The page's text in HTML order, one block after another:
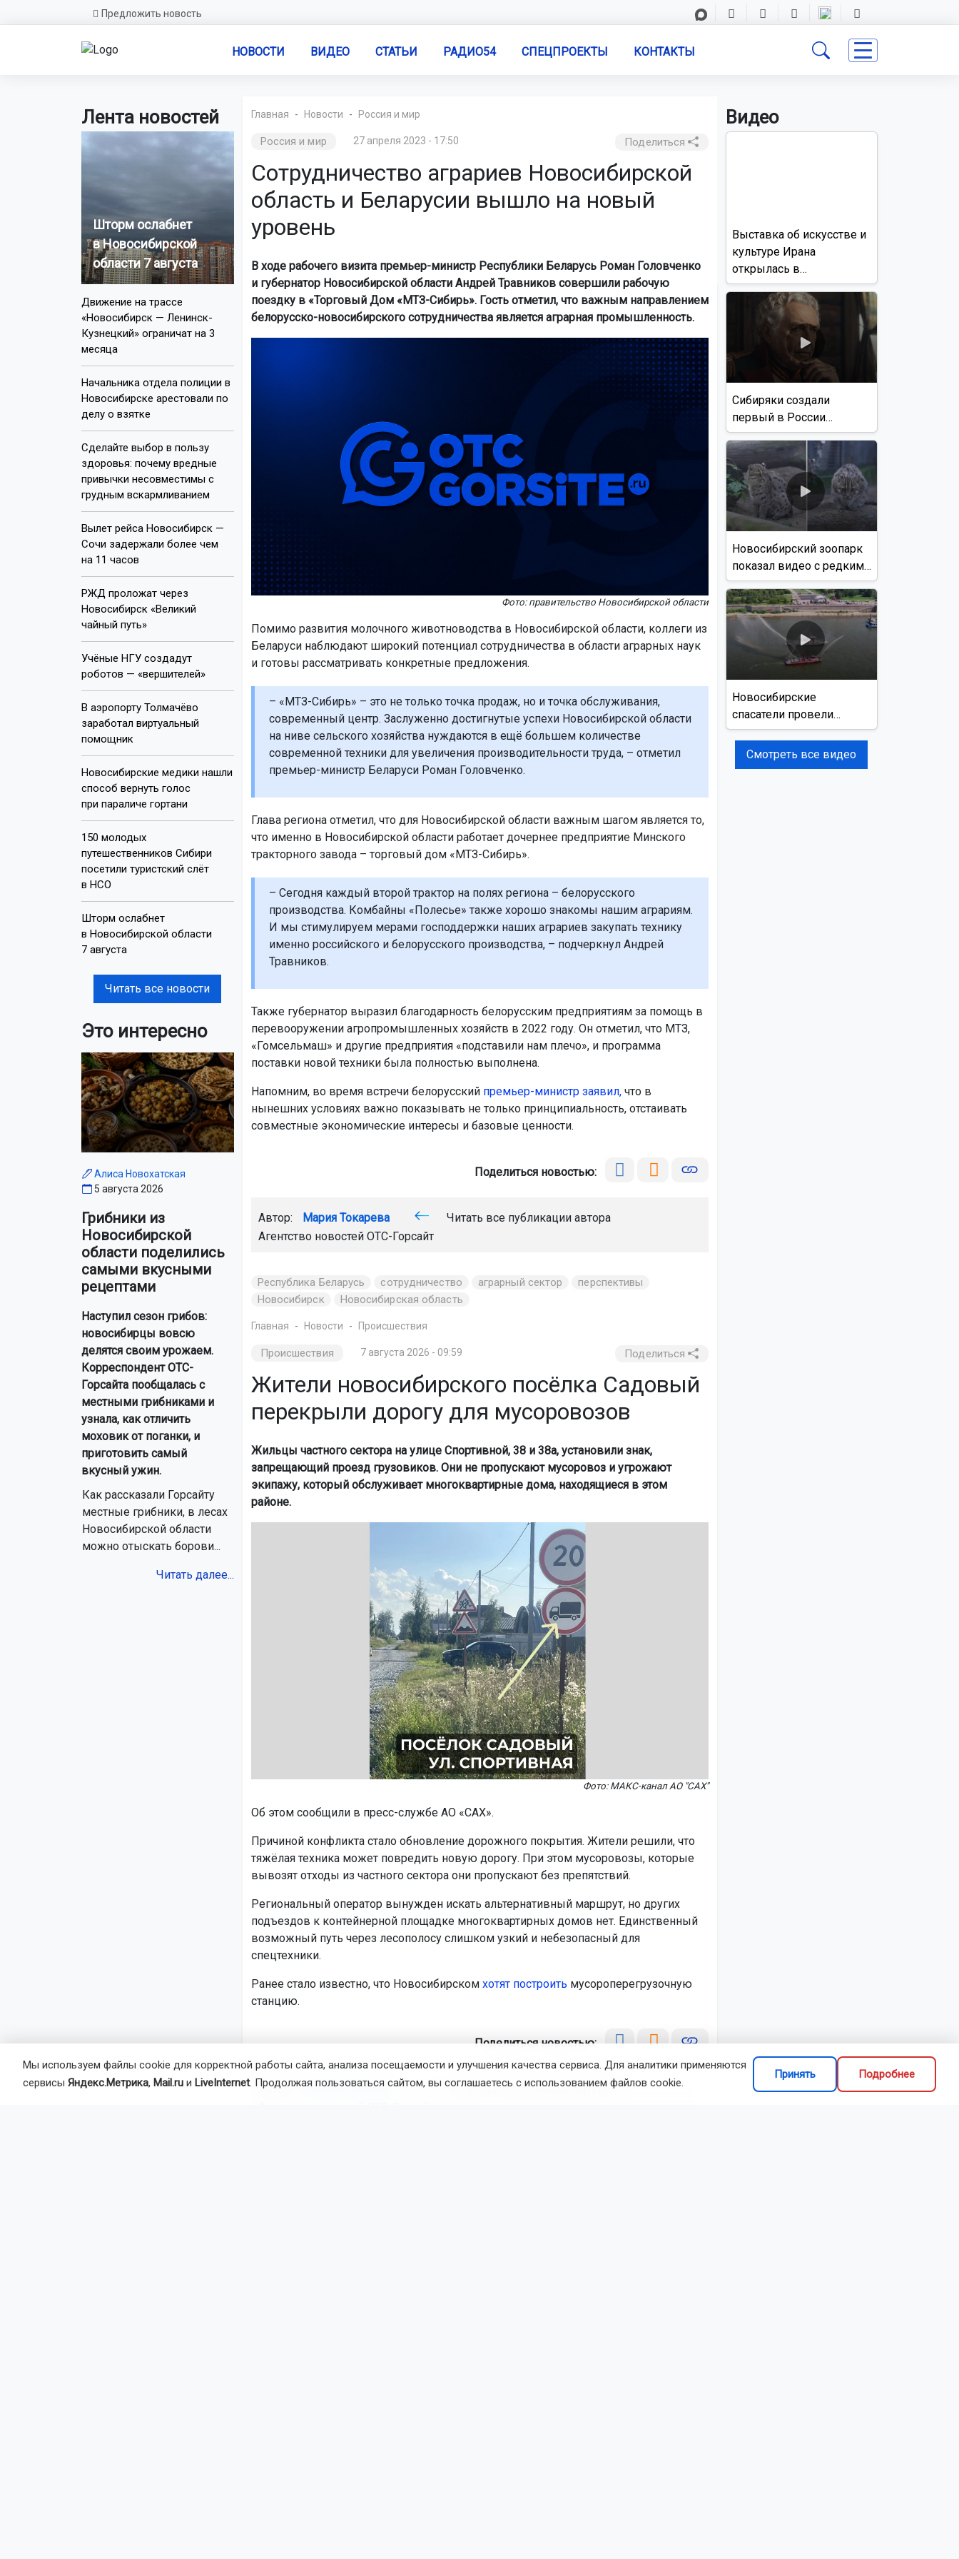
Предложить новость
НОВОСТИ ВИДЕО СТАТЬИ РАДИО54 СПЕЦПРОЕКТЫ КОНТАКТЫ
Лента новостей
Шторм ослабнет
в Новосибирской
области 7 августа
Движение на трассе
«Новосибирск — Ленинск-
Кузнецкий» ограничат на 3
месяца
Начальника отдела полиции в
Новосибирске арестовали по
делу о взятке
Сделайте выбор в пользу
здоровья: почему вредные
привычки несовместимы с
грудным вскармливанием
Вылет рейса Новосибирск —
Сочи задержали более чем
на 11 часов
РЖД проложат через
Новосибирск «Великий
чайный путь»
Учёные НГУ создадут
роботов — «вершителей»
В аэропорту Толмачёво
заработал виртуальный
помощник
Новосибирские медики нашли
способ вернуть голос
при параличе гортани
150 молодых
путешественников Сибири
посетили туристский слёт
в НСО
Шторм ослабнет
в Новосибирской области
7 августа
Читать все новости
Это интересно
Алиса Новохатская
5 августа 2026
Грибники из
Новосибирской
области поделились
самыми вкусными
рецептами
Наступил сезон грибов:
новосибирцы вовсю
делятся своим урожаем.
Корреспондент ОТС-
Горсайта пообщалась с
местными грибниками и
узнала, как отличить
моховик от поганки, и
приготовить самый
вкусный ужин.
Как рассказали Горсайту
местные грибники, в лесах
Новосибирской области
можно отыскать борови...
Читать далее...
Главная Новости Россия и мир
Россия и мир 27 апреля 2023 - 17:50 Поделиться
Сотрудничество аграриев Новосибирской
область и Беларусии вышло на новый
уровень
В ходе рабочего визита премьер-министр Республики Беларусь Роман Головченко
и губернатор Новосибирской области Андрей Травников совершили рабочую
поездку в «Торговый Дом «МТЗ-Сибирь». Гость отметил, что важным направлением
белорусско-новосибирского сотрудничества является аграрная промышленность.
Фото: правительство Новосибирской области
Помимо развития молочного животноводства в Новосибирской области, коллеги из
Беларуси наблюдают широкий потенциал сотрудничества в области аграрных наук
и готовы рассматривать конкретные предложения.
– «МТЗ-Сибирь» – это не только точка продаж, но и точка обслуживания,
современный центр. Заслуженно достигнутые успехи Новосибирской области
на ниве сельского хозяйства нуждаются в ещё большем количестве
современной техники для увеличения производительности труда, – отметил
премьер-министр Беларуси Роман Головченко.
Глава региона отметил, что для Новосибирской области важным шагом является то,
что именно в Новосибирской области работает дочернее предприятие Минского
тракторного завода – торговый дом «МТЗ-Сибирь».
– Сегодня каждый второй трактор на полях региона – белорусского
производства. Комбайны «Полесье» также хорошо знакомы нашим аграриям.
И мы стимулируем мерами господдержки наших аграриев закупать технику
именно российского и белорусского производства, – подчеркнул Андрей
Травников.
Также губернатор выразил благодарность белорусским предприятиям за помощь в
перевооружении агропромышленных хозяйств в 2022 году. Он отметил, что МТЗ,
«Гомсельмаш» и другие предприятия «подставили нам плечо», и программа
поставки новой техники была полностью выполнена.
Напомним, во время встречи белорусский премьер-министр заявил,что в
нынешних условиях важно показывать не только принципиальность, отстаивать
совместные экономические интересы и базовые ценности.
Поделиться новостью:
Автор: Мария Токарева
Читать все публикации автора
Агентство новостей ОТС-Горсайт
Республика Беларусь сотрудничество аграрный сектор
перспективы
Новосибирск
Новосибирская область
Главная Новости Происшествия
Происшествия 7 августа 2026 - 09:59 Поделиться
Жители новосибирского посёлка Садовый
перекрыли дорогу для мусоровозов
Жильцы частного сектора на улице Спортивной, 38 и 38а, установили знак,
запрещающий проезд грузовиков. Они не пропускают мусоровоз и угрожают
экипажу, который обслуживает многоквартирные дома, находящиеся в этом
районе.
Фото: МАКС-канал АО "САХ"
Об этом сообщили в пресс-службе АО «САХ».
Причиной конфликта стало обновление дорожного покрытия. Жители решили, что
тяжёлая техника может повредить новую дорогу. При этом мусоровозы, которые
вывозят отходы из частного сектора они пропускают без препятствий.
Региональный оператор вынужден искать альтернативный маршрут, но других
подъездов к контейнерной площадке многоквартирных домов нет. Единственный
возможный путь через лесополосу слишком узкий и небезопасный для
спецтехники.
Ранее стало известно, что Новосибирском хотят построить мусороперегрузочную
станцию.
Поделиться новостью:
Автор: Наталья Илькив
Читать все публикации автора
Видео
Выставка об искусстве и
культуре Ирана
открылась в
Новосибирске
Сибиряки создали
первый в России
документальный фильм
с использованием ИИ
Новосибирский зоопарк
показал видео с редким
виверровым котом
Новосибирские
спасатели провели
учения на реке Обь
Смотреть все видео
Мы используем файлы cookie для корректной работы сайта, анализа посещаемости и улучшения качества сервиса. Для аналитики применяются
сервисы Яндекс.Метрика, Mail.ru и LiveInternet. Продолжая пользоваться сайтом, вы соглашаетесь с использованием файлов cookie.
Принять Подробнее